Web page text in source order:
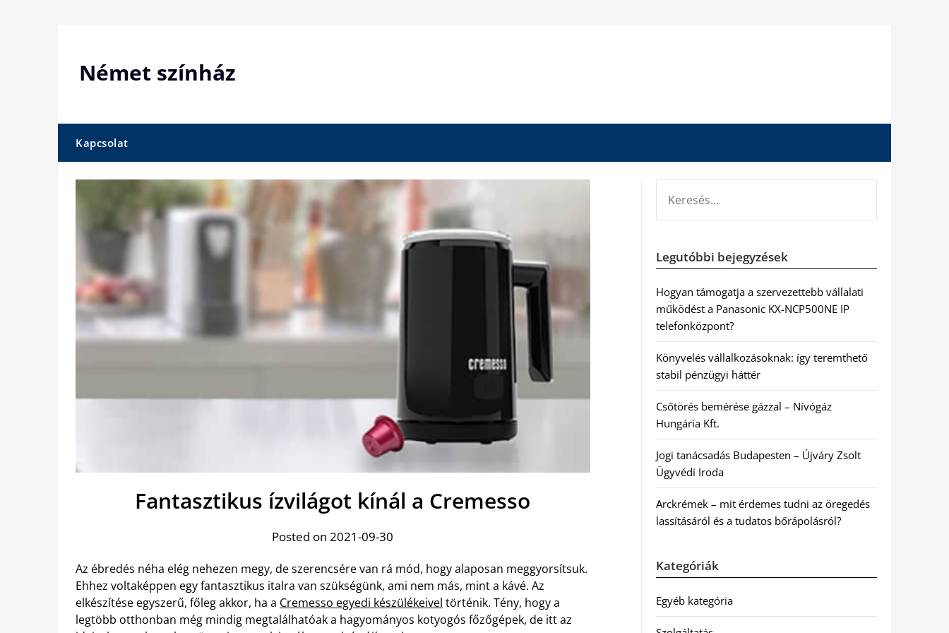
Német színház
Kapcsolat
Fantasztikus ízvilágot kínál a Cremesso
Posted on 2021-09-30
Az ébredés néha elég nehezen megy, de szerencsére van rá mód, hogy alaposan meggyorsítsuk.
Ehhez voltaképpen egy fantasztikus italra van szükségünk, ami nem más, mint a kávé. Az
elkészítése egyszerű, főleg akkor, ha a Cremesso egyedi készülékeivel történik. Tény, hogy a
legtöbb otthonban még mindig megtalálhatóak a hagyományos kotyogós főzőgépek, de itt az
Legutóbbi bejegyzések
Hogyan támogatja a szervezettebb vállalati
működést a Panasonic KX-NCP500NE IP
telefonközpont?
Könyvelés vállalkozásoknak: így teremthető
stabil pénzügyi háttér
Csőtörés bemérése gázzal – Nívógáz
Hungária Kft.
Jogi tanácsadás Budapesten – Újváry Zsolt
Ügyvédi Iroda
Arckrémek – mit érdemes tudni az öregedés
lassításáról és a tudatos bőrápolásról?
Kategóriák
Egyéb kategória